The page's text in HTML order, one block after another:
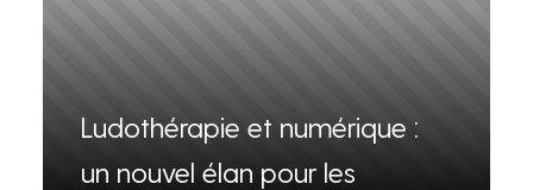
Ludothérapie et numérique :
un nouvel élan pour les